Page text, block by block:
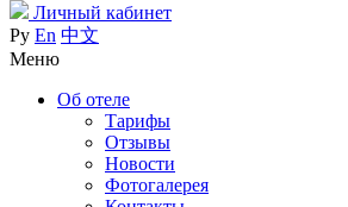
Личный кабинет
Ру En 中文
Меню
Об отеле
Тарифы
Отзывы
Новости
Фотогалерея